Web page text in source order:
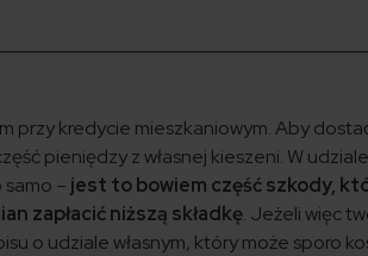
przy kredycie mieszkaniowym. Aby
pieniędzy z własnej kieszeni. W
– jest to bowiem część szkody,
zapłacić niższą składkę. Jeżeli więc
o udziale własnym, który może sporo